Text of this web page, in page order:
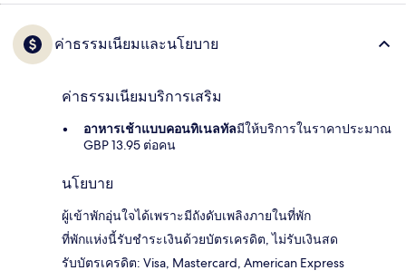
ค่าธรรมเนียมและนโยบาย
ค่าธรรมเนียมบริการเสริม
อาหารเช้าแบบคอนทิเนลทัลมีให้บริการในราคาประมาณ
GBP 13.95 ต่อคน
นโยบาย
ผู้เข้าพักอุ่นใจได้เพราะมีถังดับเพลิงภายในที่พัก
ที่พักแห่งนี้รับชำระเงินด้วยบัตรเครดิต, ไม่รับเงินสด
รับบัตรเครดิต: Visa, Mastercard, American Express